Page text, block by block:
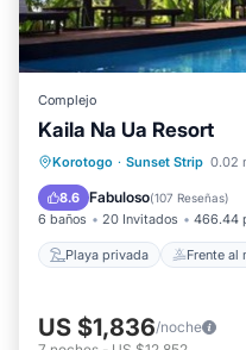
Complejo
Kaila Na Ua Resort
Korotogo · Sunset Strip 0.02
8.6 Fabuloso(107 Reseñas)
6 baños 20 Invitados 466.44
Playa privada Frente al
Playa privada
Aparcamiento
US $1,836/noche